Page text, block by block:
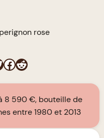
rose
Facebook
Reddit
8 590 €, bouteille de
entre 1980 et 2013